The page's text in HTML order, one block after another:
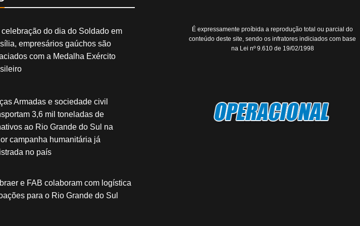
celebração do dia do Soldado em
empresários gaúchos são
com a Medalha Exército
Armadas e sociedade civil
3,6 mil toneladas de
ao Rio Grande do Sul na
campanha humanitária já
no país
e FAB colaboram com logística
para o Rio Grande do Sul
É expressamente proíbida a reprodução total ou parcial do
conteúdo deste site, sendo os infratores indiciados com base
na Lei nº 9.610 de 19/02/1998